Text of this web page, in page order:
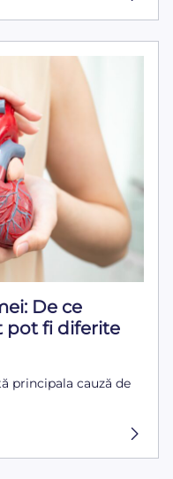
De ce
pot fi diferite
principala cauză de